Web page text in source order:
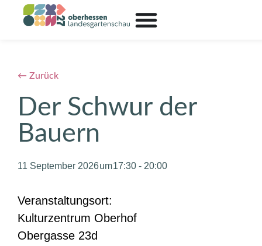
← Zurück
Der Schwur der
Bauern
11 September 2026 17:30 - 20:00
Veranstaltungsort:
Kulturzentrum Oberhof
Obergasse 23d